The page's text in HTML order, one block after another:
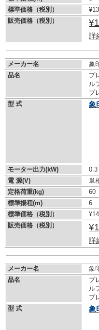
標準価格（税別）
販売価格（税別）
詳
メーカー名
象
品名
プ
ル
プ
型 式
象
モーター出力(kW)
0.3
電 源(V)
単
定格荷重(kg)
60
標準揚程(m)
6
標準価格（税別）
販売価格（税別）
詳
メーカー名
象
品名
プ
ル
プ
型 式
象